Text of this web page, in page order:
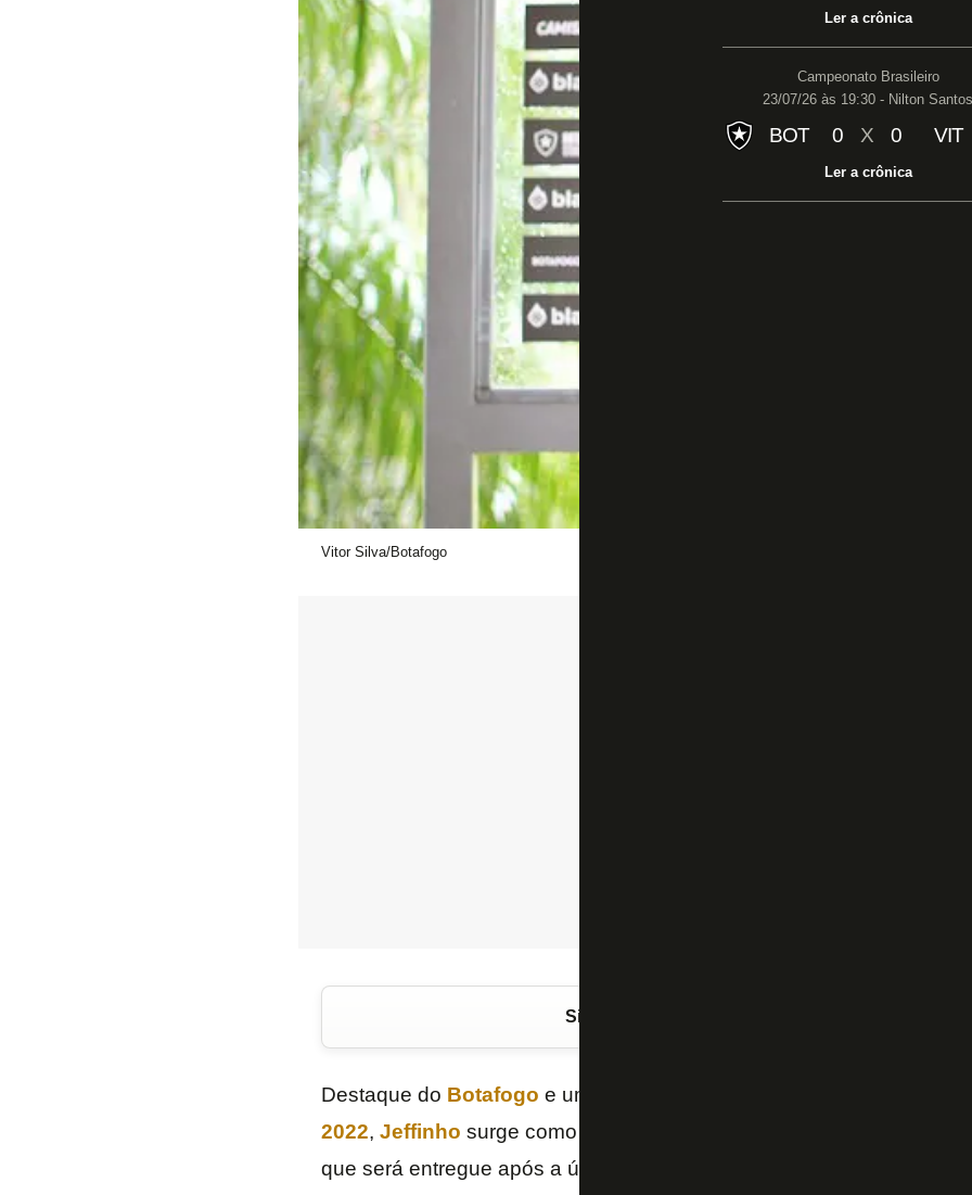
Ler a crônica
Campeonato Brasileiro
23/07/26 às 19:30 - Nilton Santos
BOT 0 X 0 VIT
Ler a crônica
Vitor Silva/Botafogo
Siga o FogãoNET
Destaque do Botafogo e um dos maiores dribladores do
2022, Jeffinho surge como um dos candidatos ao prêmio de
que será entregue após a última rodada pela